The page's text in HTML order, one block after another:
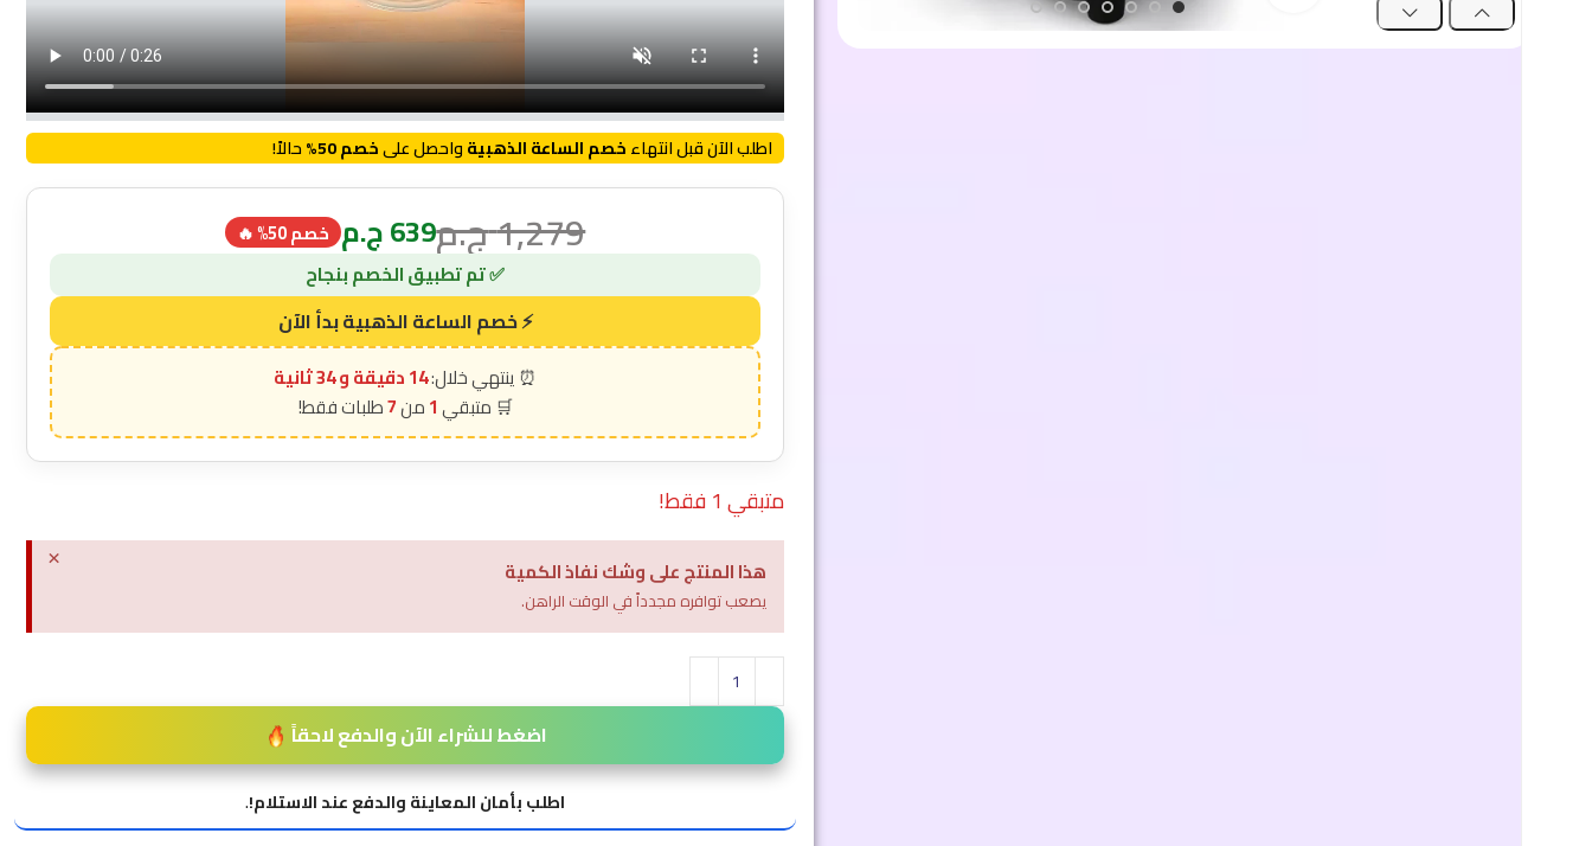
اطلب الآن قبل انتهاءخصم الساعة الذهبيةواحصل علىخصم 50% حالاً!
1,279ج.م639ج.م خصم 50% 🔥
14 دقيقة و 33 ثانية
1
7
متبقي 1 فقط!
هذا المنتج على وشك نفاذ الكمية
يصعب توافره مجدداً في الوقت الراهن.
×
اضغط للشراء الآن والدفع لاحقاً
اطلب بأمان المعاينة والدفع عند الاستلام!.